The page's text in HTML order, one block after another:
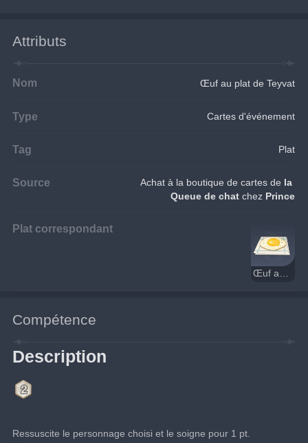
Attributs
Nom Œuf au plat de Teyvat
Type Cartes d'événement
Tag Plat
Source Achat à la boutique de cartes de la
Queue de chat chez Prince
Plat correspondant
Œuf au plat de Teyvat
Compétence
Description
Ressuscite le personnage choisi et le soigne pour 1 pt.